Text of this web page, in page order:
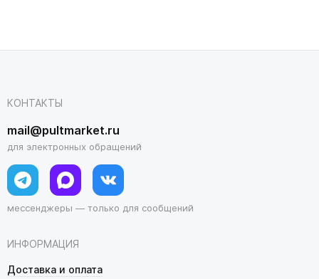
ИНФОРМАЦИЯ
Доставка и оплата
КОНТАКТЫ
mail@pultmarket.ru
для электронных обращений
мессенджеры — только для сообщений